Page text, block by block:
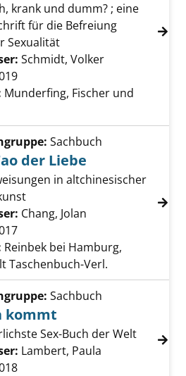
von Untervögelt? anzeigen
krank und dumm? ; eine
für die Befreiung
Sexualität
Schmidt, Volker
Munderfing, Fischer und
von Das Tao der Liebe
Sachbuch
der Liebe
in altchinesischer
Chang, Jolan
Reinbek bei Hamburg,
Taschenbuch-Verl.
von Paula kommt anzeigen
Sachbuch
kommt
Sex-Buch der Welt
Lambert, Paula